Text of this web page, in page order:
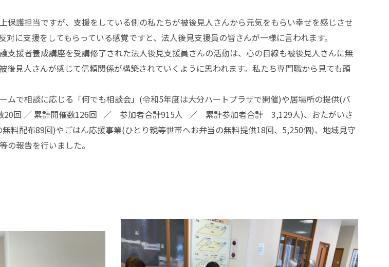
保護担当ですが、支援をしている側の私たちが被後見人さんから元気をもらい幸せを感じさせ
に支援をしてもらっている感覚ですと、法人後見支援員の皆さんが一様に言われます。
支援者養成講座を受講修了された法人後見支援員さんの活動は、心の目線も被後見人さんに無
後見人さんが感じて信頼関係が構築されていくように思われます。私たち専門職から見ても頭
ムで相談に応じる「何でも相談会」(令和5年度は大分ハートプラザで開催)や居場所の提供(バ
20回 ／ 累計開催数126回 ／ 参加者合計915人 ／ 累計参加者合計 3,129人)、おたがいさ
料配布89回)やごはん応援事業(ひとり親等世帯へお弁当の無料提供18回、5,250個)、地域見守
の報告を行いました。